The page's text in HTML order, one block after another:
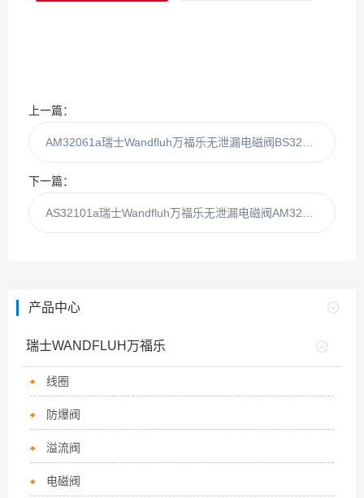
上一篇：
下一篇：
产品中心
瑞士WANDFLUH万福乐
线圈
防爆阀
溢流阀
电磁阀